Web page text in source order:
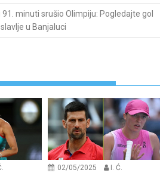
91. minuti srušio Olimpiju: Pogledajte gol
u Banjaluci
02/05/2025 I. Ć.